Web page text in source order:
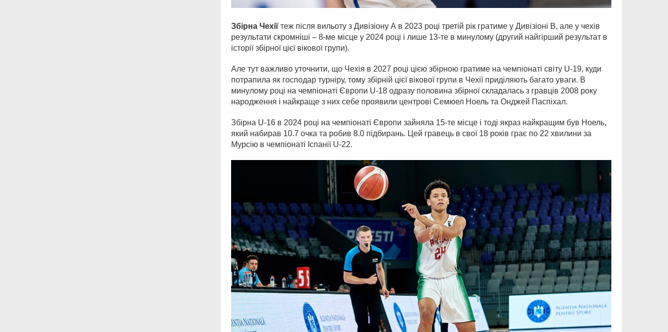
Збірна Чехії теж після вильоту з Дивізіону А в 2023 році третій рік гратиме у Дивізіоні В, але у чехів
результати скромніші – 8-ме місце у 2024 році і лише 13-те в минулому (другий найгірший результат в
історії збірної цієї вікової групи).
Але тут важливо уточнити, що Чехія в 2027 році цією збірною гратиме на чемпіонаті світу U-19, куди
потрапила як господар турніру, тому збірній цієї вікової групи в Чехії приділяють багато уваги. В
минулому році на чемпіонаті Європи U-18 одразу половина збірної складалась з гравців 2008 року
народження і найкраще з них себе проявили центрові Семюел Ноель та Онджей Паспіхал.
Збірна U-16 в 2024 році на чемпіонаті Європи зайняла 15-те місце і тоді якраз найкращим був Ноель,
який набирав 10.7 очка та робив 8.0 підбирань. Цей гравець в свої 18 років грає по 22 хвилини за
Мурсію в чемпіонаті Іспанії U-22.